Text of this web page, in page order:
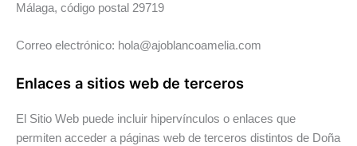
Málaga, código postal 29719
Correo electrónico: hola@ajoblancoamelia.com
Enlaces a sitios web de terceros
El Sitio Web puede incluir hipervínculos o enlaces que
permiten acceder a páginas web de terceros distintos de Doña